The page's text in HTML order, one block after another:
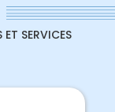
SERVICES